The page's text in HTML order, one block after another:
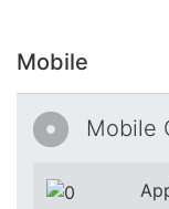
Mobile
Mobile